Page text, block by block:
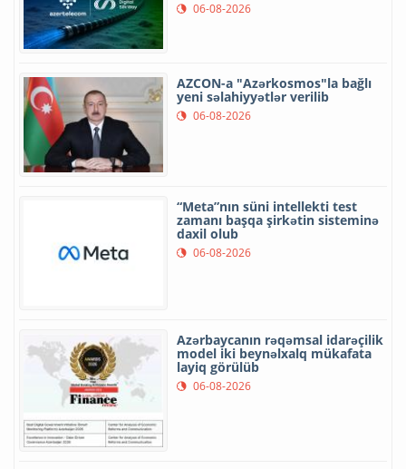
06-08-2026
AZCON-a "Azərkosmos"la bağlı
yeni səlahiyyətlər verilib
06-08-2026
“Meta”nın süni intellekti test
zamanı başqa şirkətin sisteminə
daxil olub
06-08-2026
Azərbaycanın rəqəmsal idarəçilik
model iki beynəlxalq mükafata
layiq görülüb
06-08-2026